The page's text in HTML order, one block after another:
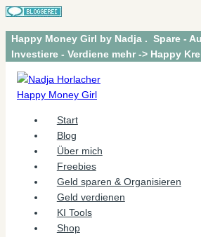
Zum
Inhalt
Happy Money Girl by Nadja . Spare -
Investiere - Verdiene mehr -> Happy
Start
Blog
Über mich
Freebies
Geld sparen & Organisieren
Geld verdienen
KI Tools
Shop